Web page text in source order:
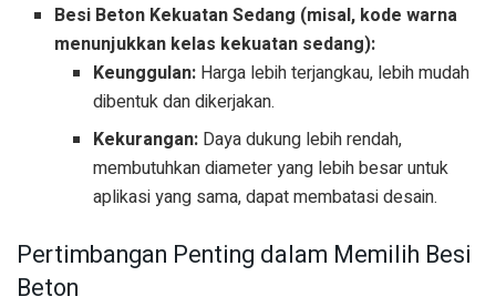
Besi Beton Kekuatan Sedang (misal, kode warna
menunjukkan kelas kekuatan sedang):
Keunggulan:Harga lebih terjangkau, lebih mudah
dibentuk dan dikerjakan.
Kekurangan:Daya dukung lebih rendah,
membutuhkan diameter yang lebih besar untuk
aplikasi yang sama, dapat membatasi desain.
Pertimbangan Penting dalam Memilih Besi
Beton